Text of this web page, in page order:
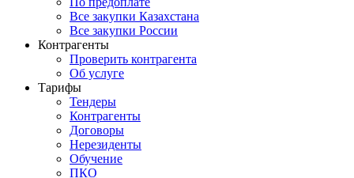
Все закупки Казахстана
Все закупки России
Контрагенты
Проверить контрагента
Об услуге
Тарифы
Тендеры
Контрагенты
Договоры
Нерезиденты
Обучение
ПКО